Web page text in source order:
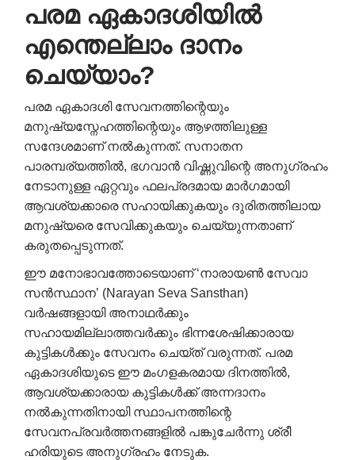
പരമ ഏകാദശിയിൽ
എന്തെല്ലാം ദാനം
ചെയ്യാം?
പരമ ഏകാദശി സേവനത്തിന്റെയും
മനുഷ്യസ്നേഹത്തിന്റെയും ആഴത്തിലുള്ള
സന്ദേശമാണ് നൽകുന്നത്. സനാതന
പാരമ്പര്യത്തിൽ, ഭഗവാൻ വിഷ്ണുവിന്റെ അനുഗ്രഹം
നേടാനുള്ള ഏറ്റവും ഫലപ്രദമായ മാർഗമായി
ആവശ്യക്കാരെ സഹായിക്കുകയും ദുരിതത്തിലായ
മനുഷ്യരെ സേവിക്കുകയും ചെയ്യുന്നതാണ്
കരുതപ്പെടുന്നത്.
ഈ മനോഭാവത്തോടെയാണ് ‘നാരായൺ സേവാ
സൻസ്ഥാന’ (Narayan Seva Sansthan)
വർഷങ്ങളായി അനാഥർക്കും
സഹായമില്ലാത്തവർക്കും ഭിന്നശേഷിക്കാരായ
കുട്ടികൾക്കും സേവനം ചെയ്ത് വരുന്നത്. പരമ
ഏകാദശിയുടെ ഈ മംഗളകരമായ ദിനത്തിൽ,
ആവശ്യക്കാരായ കുട്ടികൾക്ക് അന്നദാനം
നൽകുന്നതിനായി സ്ഥാപനത്തിന്റെ
സേവനപ്രവർത്തനങ്ങളിൽ പങ്കുചേർന്നു ശ്രീ
ഹരിയുടെ അനുഗ്രഹം നേടുക.